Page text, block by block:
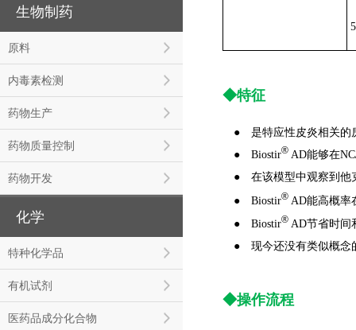
生物制药
原料
内毒素检测
药物生产
药物质量控制
药物开发
化学
特种化学品
有机试剂
医药品成分化合物
◆特征
● 是特应性皮炎相关的
● Biostir® AD能够在
● 在该模型中观察到他
● Biostir® AD能高概率
● Biostir® AD节省时间
● 现今还没有类似概念
◆操作流程